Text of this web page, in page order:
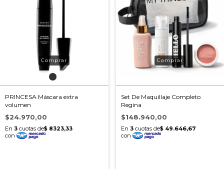
PRINCESA Máscara extra
volumen
$24.970,00
Set De Maquillaje Completo
Regina
$148.940,00